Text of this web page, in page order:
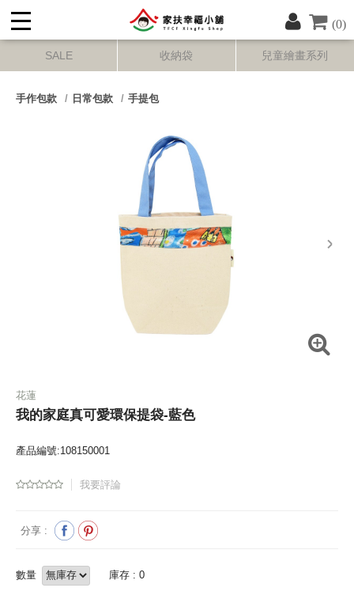
(0)
SALE 收納袋 兒童繪畫系列
手作包款 日常包款 手提包
next
花蓮
我的家庭真可愛環保提袋-藍色
產品編號:108150001
我要評論
分享 :
數量 庫存 : 0